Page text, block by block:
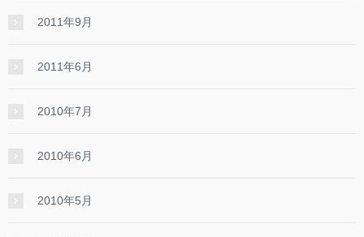
2011年9月
2011年6月
2010年7月
2010年6月
2010年5月